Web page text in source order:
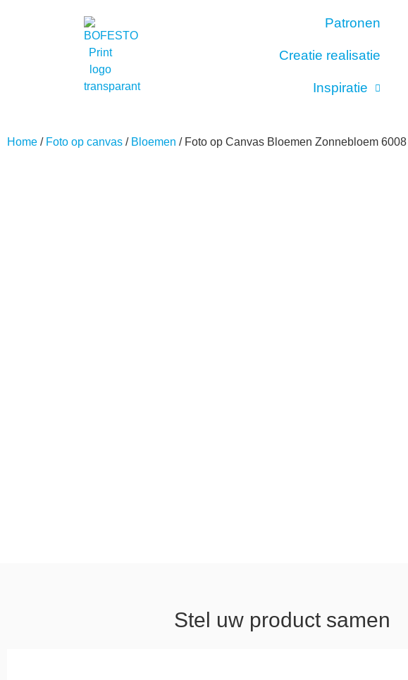
Patronen
Creatie realisatie
Inspiratie
Interieur Buitenreclame Fotoproducten Stickers
Home / Foto op canvas / Bloemen / Foto op Canvas Bloemen Zonnebloem 6008
Stel uw product samen